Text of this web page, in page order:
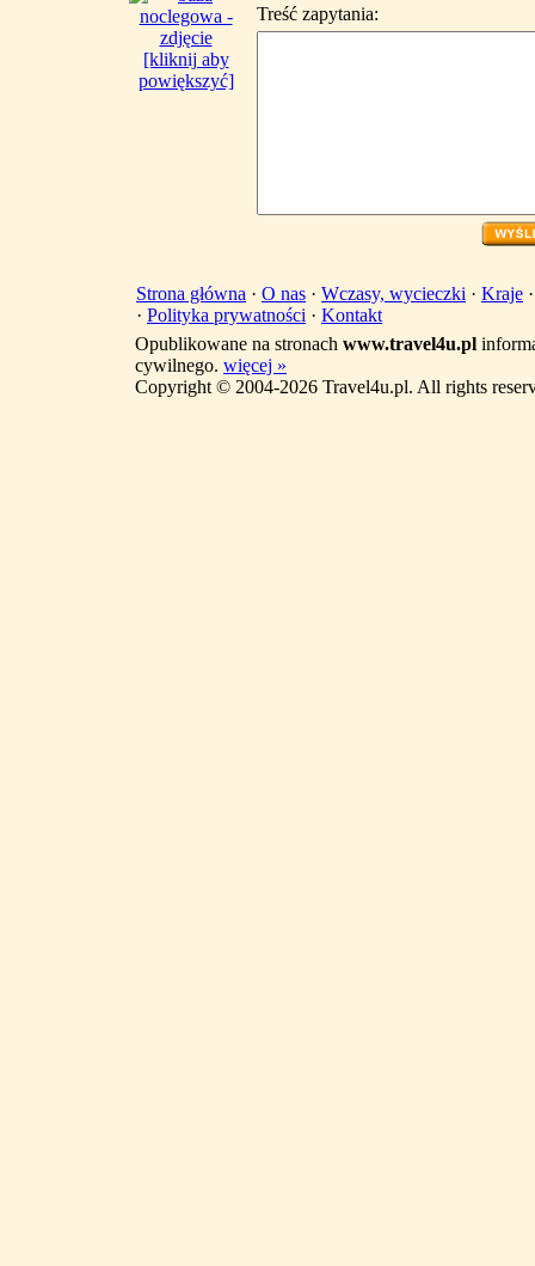
[kliknij aby
powiększyć]
Treść zapytania:
Strona główna · O nas · Wczasy, wycieczki · Kraje
· Polityka prywatności · Kontakt
Opublikowane na stronach www.travel4u.pl
cywilnego. więcej »
Copyright © 2004-2026 Travel4u.pl. All rights